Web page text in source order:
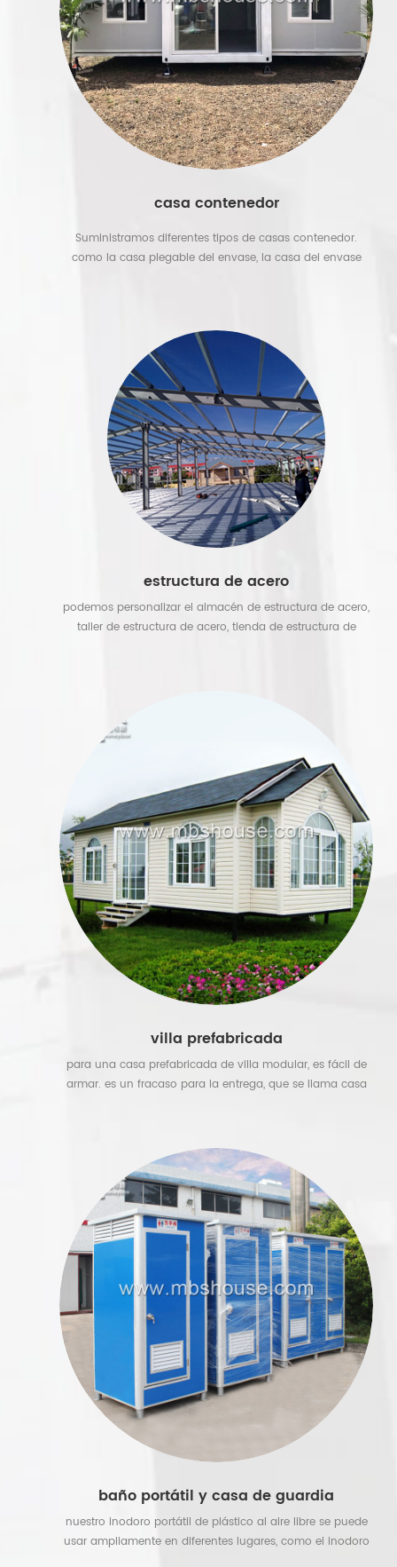
casa contenedor
Suministramos diferentes tipos de casas contenedor.
como la casa plegable del envase, la casa del envase
comerciales. gran proyecto para el campamento militar
contenedor, clínica contenedor móvil para el gobierno.
nuestro contenedor de paquete plano y contenedor
plegable es la mejor opción para desastres naturales,
mientras que la casa de contenedor de envío es popular
para hoteles de contenedores y centros turísticos, y
también se pueden usar como escuela de contenedores.
estructura de acero
podemos personalizar el almacén de estructura de acero,
taller de estructura de acero, tienda de estructura de
villa prefabricada
para una casa prefabricada de villa modular, es fácil de
armar. es un fracaso para la entrega, que se llama casa
acero permanente, & nbsp; villa prefabricada, pero
también para un complejo turístico. & nbsp;
baño portátil y casa de guardia
nuestro inodoro portátil de plástico al aire libre se puede
usar ampliamente en diferentes lugares, como el inodoro